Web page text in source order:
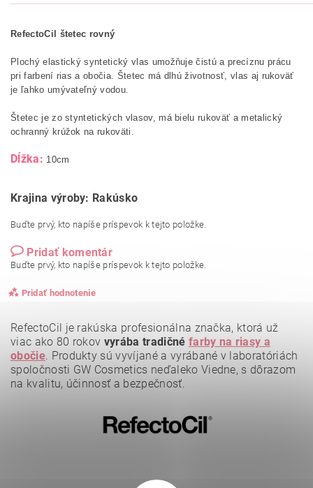
RefectoCil štetec rovný
Plochý elastický syntetický vlas umožňuje čistú a precíznu prácu
pri farbení rias a obočia. Štetec má dlhú životnosť, vlas aj rukoväť
je ľahko umývateľný vodou.
Štetec je zo styntetických vlasov, má bielu rukoväť a metalický
ochranný krúžok na rukoväti.
Dĺžka: 10cm
Krajina výroby: Rakúsko
Buďte prvý, kto napíše príspevok k tejto položke.
Pridať komentár
Buďte prvý, kto napíše príspevok k tejto položke.
Pridať hodnotenie
RefectoCil je rakúska profesionálna značka, ktorá už
viac ako 80 rokov vyrába tradičné farby na riasy a
obočie. Produkty sú vyvíjané a vyrábané v laboratóriách
spoločnosti GW Cosmetics neďaleko Viedne, s dôrazom
na kvalitu, účinnosť a bezpečnosť.